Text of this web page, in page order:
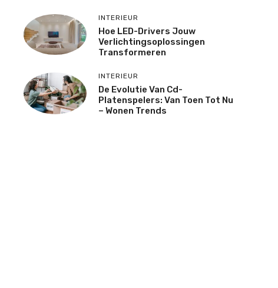
INTERIEUR
Hoe LED-Drivers Jouw
Verlichtingsoplossingen
Transformeren
INTERIEUR
De Evolutie Van Cd-
Platenspelers: Van Toen Tot Nu
– Wonen Trends